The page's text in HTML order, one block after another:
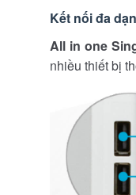
Kết nối đa
All in one
nhiều thiết bị